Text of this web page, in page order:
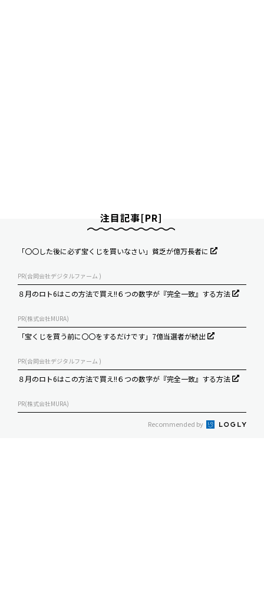
注目記事[PR]
「〇〇した後に必ず宝くじを買いなさい」貧乏が億万長者に
PR(合同会社デジタルファーム )
８月のロト6はこの方法で買え!!６つの数字が『完全一致』する方法
PR(株式会社MURA)
「宝くじを買う前に〇〇をするだけです」7億当選者が続出
PR(合同会社デジタルファーム )
８月のロト6はこの方法で買え!!６つの数字が『完全一致』する方法
PR(株式会社MURA)
Recommended by